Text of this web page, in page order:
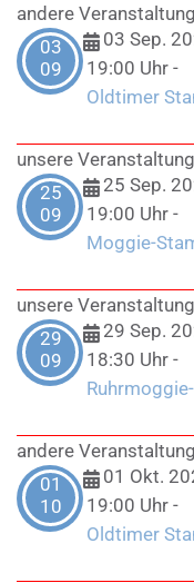
andere
03
09
03 Sep.
19:00 Uhr -
Oldtimer
unsere
25
09
25 Sep.
19:00 Uhr -
Moggie-
unsere
29
09
29 Sep.
18:30 Uhr -
andere
01
10
01 Okt.
19:00 Uhr -
Oldtimer